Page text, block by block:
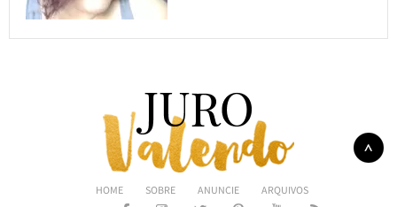
HOME SOBRE ANUNCIE ARQUIVOS